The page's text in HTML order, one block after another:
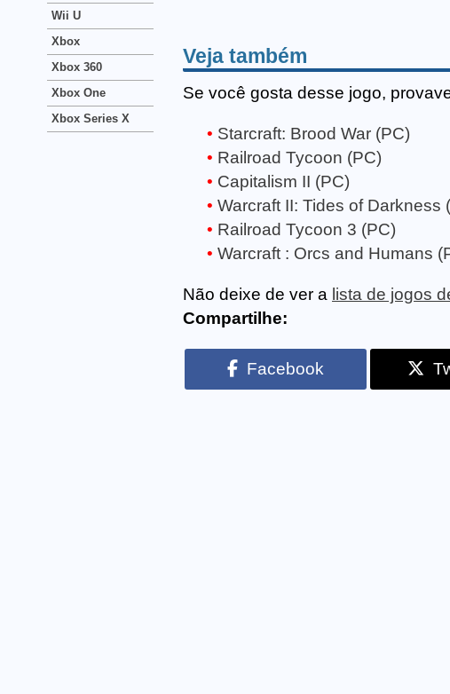
Veja também
Se você gosta desse jogo,
Starcraft: Brood War (PC)
Railroad Tycoon (PC)
Capitalism II (PC)
Warcraft II: Tides of Darkness
Railroad Tycoon 3 (PC)
Warcraft : Orcs and Humans
Não deixe de ver a lista de jogos
Compartilhe:
Facebook
Wii U
Xbox
Xbox 360
Xbox One
Xbox Series X